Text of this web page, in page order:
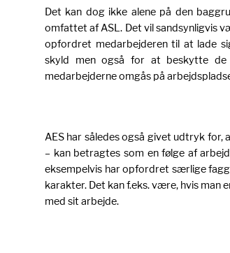
Det kan dog ikke alene på den
omfattet af ASL. Det vil sandsynligvis
opfordret medarbejderen til at lade
skyld men også for at beskytte de
medarbejderne omgås på
AES har således også givet udtryk for,
– kan betragtes som en følge af
eksempelvis har opfordret særlige
karakter. Det kan f.eks. være, hvis man
med sit arbejde.